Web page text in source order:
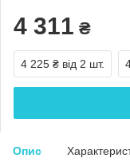
4 311 ₴
4 225 ₴ від 2 шт.
Опис